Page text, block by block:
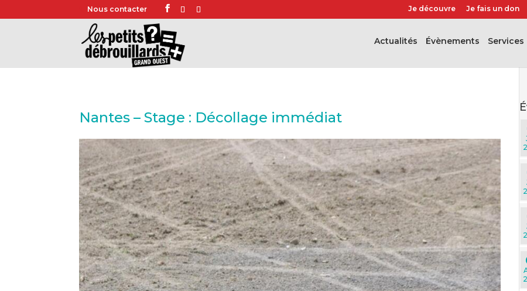
Nous contacter Je découvre Je fais un don
Actualités évènements Services
Nantes – Stage : Décollage immédiat